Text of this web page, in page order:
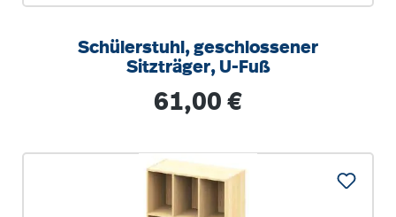
Schülerstuhl, geschlossener
Sitzträger, U-Fuß
Regulärer Preis:
61,00 €